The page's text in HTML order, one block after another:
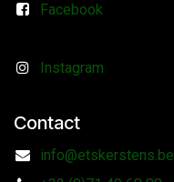
Facebook
Instagram
Contact
info@etskerstens.be